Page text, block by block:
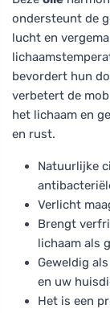
ondersteunt de
lucht en
bevordert hun
verbetert de
het lichaam en
en rust.
Natuurlijke
Verlicht
Brengt
lichaam als
Geweldig
en uw
Het is een